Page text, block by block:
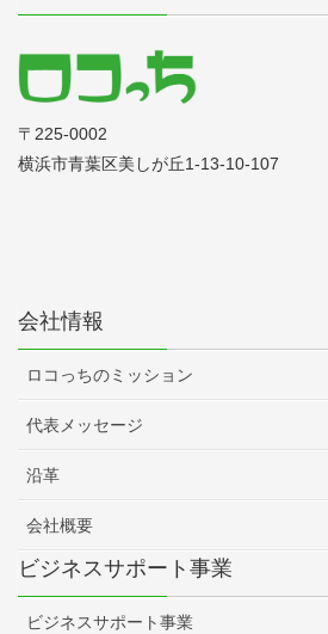
〒225‐0002
横浜市青葉区美しが丘1-13-10-107
会社情報
ロコっちのミッション
代表メッセージ
沿革
会社概要
ビジネスサポート事業
ビジネスサポート事業